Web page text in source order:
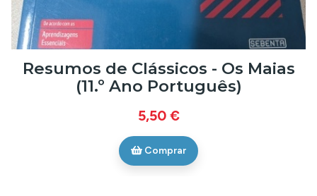
Resumos de Clássicos - Os Maias
(11.º Ano Português)
5,50 €
Comprar